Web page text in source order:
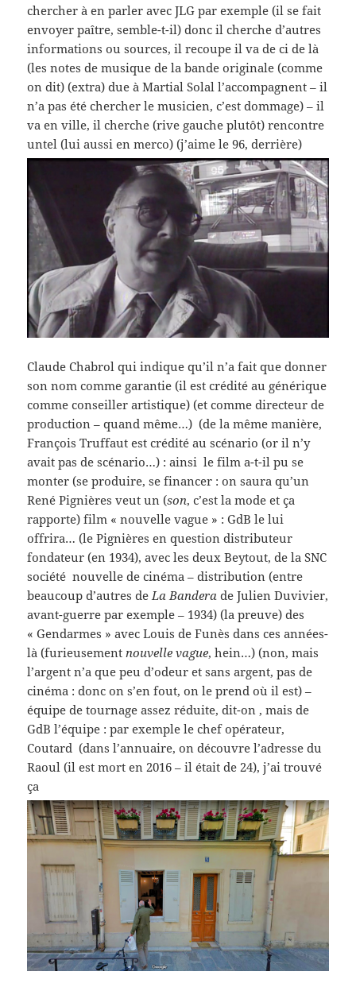
chercher à en parler avec JLG par exemple (il se fait
envoyer paître, semble-t-il) donc il cherche d’autres
informations ou sources, il recoupe il va de ci de là
(les notes de musique de la bande originale (comme
on dit) (extra) due à Martial Solal l’accompagnent – il
n’a pas été chercher le musicien, c’est dommage) – il
va en ville, il cherche (rive gauche plutôt) rencontre
untel (lui aussi en merco) (j’aime le 96, derrière)
Claude Chabrol qui indique qu’il n’a fait que donner
son nom comme garantie (il est crédité au générique
comme conseiller artistique) (et comme directeur de
production – quand même…) (de la même manière,
François Truffaut est crédité au scénario (or il n’y
avait pas de scénario…) : ainsi le film a-t-il pu se
monter (se produire, se financer : on saura qu’un
René Pignières veut un (son, c’est la mode et ça
rapporte) film « nouvelle vague » : GdB le lui
offrira… (le Pignières en question distributeur
fondateur (en 1934), avec les deux Beytout, de la SNC
société nouvelle de cinéma – distribution (entre
beaucoup d’autres de La Bandera de Julien Duvivier,
avant-guerre par exemple – 1934) (la preuve) des
« Gendarmes » avec Louis de Funès dans ces années-
là (furieusement nouvelle vague, hein…) (non, mais
l’argent n’a que peu d’odeur et sans argent, pas de
cinéma : donc on s’en fout, on le prend où il est) –
équipe de tournage assez réduite, dit-on , mais de
GdB l’équipe : par exemple le chef opérateur,
Coutard (dans l’annuaire, on découvre l’adresse du
Raoul (il est mort en 2016 – il était de 24), j’ai trouvé
ça